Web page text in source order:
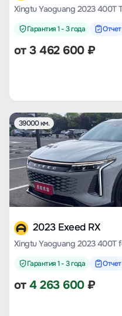
Гарантия 1 - 3 года Отчет
от3 462 600₽
39000 км.
2023 Exeed RX
Xingtu Yaoguang 2023 400T
Гарантия 1 - 3 года Отчет
от4 263 600₽